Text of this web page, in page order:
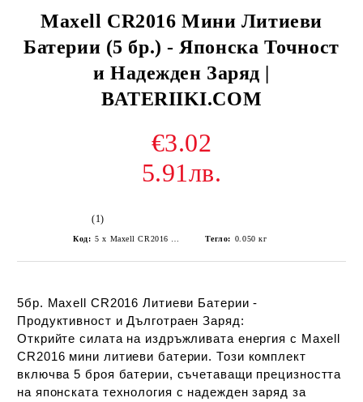
Maxell CR2016 Мини Литиеви
Батерии (5 бр.) - Японска Точност
и Надежден Заряд |
BATERIIKI.COM
€3.02
5.91лв.
(1)
Код: Тегло: 0.050 кг
5бр. Maxell CR2016 Литиеви Батерии -
Продуктивност и Дълготраен Заряд:
Открийте силата на издръжливата енергия с Maxell
CR2016 мини литиеви батерии. Този комплект
включва 5 броя батерии, съчетаващи прецизността
на японската технология с надежден заряд за